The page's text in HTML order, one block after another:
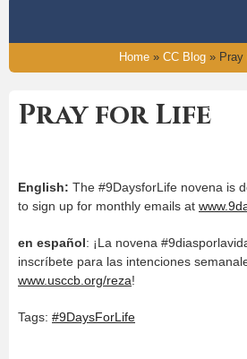
Home» CC Blog» Pray
Pray for Life
English: The #9DaysforLife novena is
to sign up for monthly emails at
en español: ¡La novena
inscríbete para las intenciones
www.usccb.org/reza!
Tags: #9DaysForLife